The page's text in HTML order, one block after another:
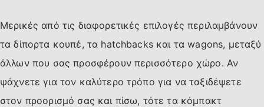
Μερικές από τις διαφορετικές επιλογές περιλαμβάνουν
τα δίπορτα κουπέ, τα hatchbacks και τα wagons, μεταξύ
άλλων που σας προσφέρουν περισσότερο χώρο. Αν
ψάχνετε για τον καλύτερο τρόπο για να ταξιδέψετε
στον προορισμό σας και πίσω, τότε τα κόμπακτ